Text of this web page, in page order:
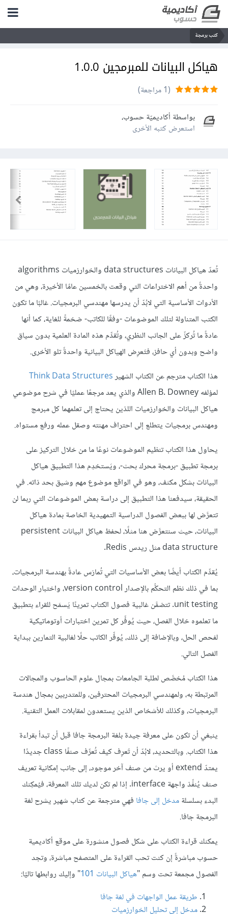
كتب برمجة
هياكل البيانات للمبرمجين 1.0.0
(1 مراجعة)
بواسطة أكاديميّة حسوب،
استعرض كتبه الأخرى
تُعدّ هياكل البيانات data structures والخوارزميات algorithms
واحدةً من أهم الاختراعات التي وقعت بالخمسين عامًا الأخيرة، وهي من
الأدوات الأساسية التي لابُدّ أن يدرسها مهندسي البرمجيات. غالبًا ما تكون
الكتب المتناولة لتلك الموضوعات -وفقًا للكاتب- ضخمةً للغاية، كما أنها
عادةً ما تُركزّ على الجانب النظري، وتُقدِّم هذه المادة العلمية بدون سياق
واضح وبدون أي حافز، فتَعرِض الهياكل البيانية واحدةً تلو الأخرى.
هذا الكتاب مترجم عن الكتاب الشهيرThink Data Structures
لمؤلفه Allen B. Downey والذي يعد مرجعًا عمليًا في شرح موضوعي
هياكل البيانات والخوارزميات اللذين يحتاج إلى تعلمهما كل مبرمج
ومهندس برمجيات يتطلع إلى احتراف مهنته وصقل عمله ورفع مستواه.
يحاول هذا الكتاب تنظيم الموضوعات نوعًا ما من خلال التركيز على
برمجة تطبيق -برمجة محرك بحث-، ويَستخدِم هذا التطبيق هياكل
البيانات بشكل مكثف، وهو في الواقع موضوع مهم وشيق بحد ذاته. في
الحقيقة، سيدفعنا هذا التطبيق إلى دراسة بعض الموضوعات التي ربما لن
تتعرَّض لها ببعض الفصول الدراسية التمهيدية الخاصة بمادة هياكل
البيانات، حيث سنتعرَّض هنا مثلًا، لحفظ هياكل البيانات persistent
data structure مثل ريدس Redis.
يُقدِّم الكتاب أيضًا بعض الأساسيات التي تُمارَس عادةً بهندسة البرمجيات،
بما في ذلك نظم التحكُّم بالإصدار version control، واختبار الوحدات
unit testing. تتضمَّن غالبية فصول الكتاب تمرينًا يَسمَح للقراء بتطبيق
ما تعلموه خلال الفصل، حيث يُوفِّر كل تمرين اختبارات أوتوماتيكية
لفحص الحل، وبالإضافة إلى ذلك، يُوفِّر الكاتب حلًا لغالبية التمارين ببداية
الفصل التالي.
هذا الكتاب مُخصَّص لطلبة الجامعات بمجال علوم الحاسوب والمجالات
المرتبطة به، ولمهندسي البرمجيات المحترفين، وللمتدربين بمجال هندسة
البرمجيات، وكذلك للأشخاص الذين يستعدون لمقابلات العمل التقنية.
ينبغي أن تكون على معرفة جيدة بلغة البرمجة جافا قبل أن تبدأ بقراءة
هذا الكتاب. وبالتحديد، لابُدّ أن تَعرِف كيف تُعرِّف صنفًا class جديدًا
يمتدّ extend أو يرث من صنف آخر موجود، إلى جانب إمكانية تعريف
صنف يُنفِّذ واجهة interface. إذا لم تكن لديك تلك المعرفة، فيُمكِنك
البدء بسلسلةمدخل إلى جافا فهي مترجمة عن كتاب شهير يشرح لغة
البرمجة جافا.
يمكنك قراءة الكتاب على شكل فصول منشورة على موقع أكاديمية
حسوب مباشرةً إن كنت تحب القراءة على المتصفح مباشرة، وتجد
الفصول مجمعة تحت وسم "هياكل البيانات 101
" وإليك روابطها تاليًا:
طريقة عمل الواجهات في لغة جافا
مدخل إلى تحليل الخوارزميات